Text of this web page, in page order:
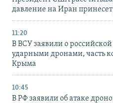
давление на Иран принесет
11:20
В ВСУ заявили о
ударными дронами, часть
Крыма
10:45
В РФ заявили об атаке